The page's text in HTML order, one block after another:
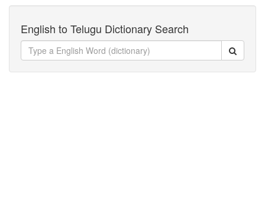
English to Telugu Dictionary Search